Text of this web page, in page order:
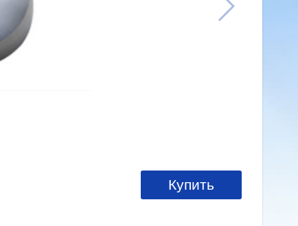
Купить